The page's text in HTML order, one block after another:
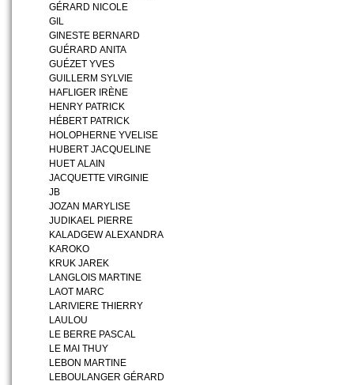
GÉRARD NICOLE
GIL
GINESTE BERNARD
GUÉRARD ANITA
GUÉZET YVES
GUILLERM SYLVIE
HAFLIGER IRÈNE
HENRY PATRICK
HÉBERT PATRICK
HOLOPHERNE YVELISE
HUBERT JACQUELINE
HUET ALAIN
JACQUETTE VIRGINIE
JB
JOZAN MARYLISE
JUDIKAEL PIERRE
KALADGEW ALEXANDRA
KAROKO
KRUK JAREK
LANGLOIS MARTINE
LAOT MARC
LARIVIERE THIERRY
LAULOU
LE BERRE PASCAL
LE MAI THUY
LEBON MARTINE
LEBOULANGER GÉRARD